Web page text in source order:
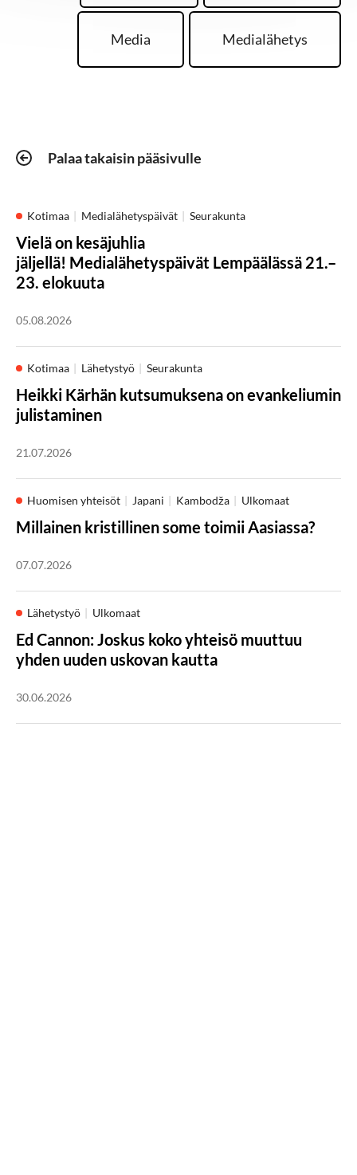
Media Medialähetys
Palaa takaisin pääsivulle
Kotimaa Medialähetyspäivät Seurakunta
Vielä on kesäjuhlia
jäljellä! Medialähetyspäivät Lempäälässä 21.–
23. elokuuta
05.08.2026
Kotimaa Lähetystyö Seurakunta
Heikki Kärhän kutsumuksena on evankeliumin
julistaminen
21.07.2026
Huomisen yhteisöt Japani Kambodža Ulkomaat
Millainen kristillinen some toimii Aasiassa?
07.07.2026
Lähetystyö Ulkomaat
Ed Cannon: Joskus koko yhteisö muuttuu
yhden uuden uskovan kautta
30.06.2026